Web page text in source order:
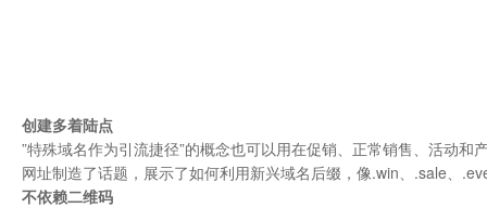
创建多着陆点
”特殊域名作为引流捷径”的概念也可以用在促销、正常销售、活动
网址制造了话题，展示了如何利用新兴域名后缀，像.win、.sale、
不依赖二维码